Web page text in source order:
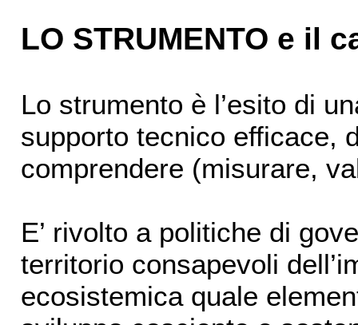
LO STRUMENTO e il
Lo strumento è l’esito di
supporto tecnico efficace,
comprendere (misurare,
E’ rivolto a politiche di
territorio consapevoli
ecosistemica quale